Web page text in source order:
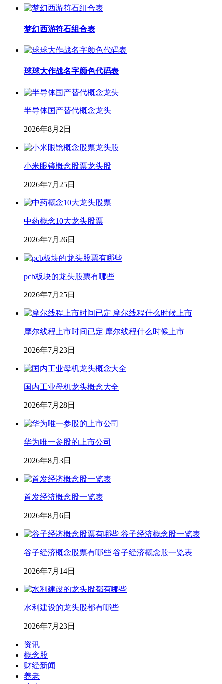
梦幻西游符石组合表
球球大作战名字颜色代码表
半导体国产替代概念龙头
2026年8月2日
小米眼镜概念股票龙头股
2026年7月25日
中药概念10大龙头股票
2026年7月26日
pcb板块的龙头股票有哪些
2026年7月25日
摩尔线程上市时间已定 摩尔线程什么时候上市
2026年7月23日
国内工业母机龙头概念大全
2026年7月28日
华为唯一参股的上市公司
2026年8月3日
首发经济概念股一览表
2026年8月6日
谷子经济概念股票有哪些 谷子经济概念股一览表
2026年7月14日
水利建设的龙头股都有哪些
2026年7月23日
资讯
概念股
财经新闻
养老